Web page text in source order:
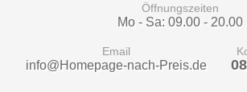
Öffnungszeiten
Mo - Sa: 09.00 - 20.00
Email
info@Homepage-nach-Preis.de